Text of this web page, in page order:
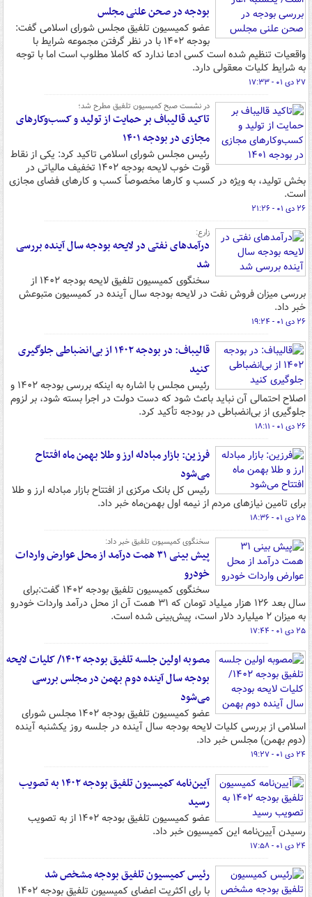
بودجه در صحن علنی مجلس
عضو کمیسیون تلفیق مجلس شورای اسلامی گفت:
بودجه ۱۴۰۲ با در نظر گرفتن مجموعه شرایط با
واقعیات تنظیم شده است کسی ادعا ندارد که کاملا مطلوب است اما با توجه
به شرایط کلیات معقولی دارد.
۲۷ دی ۰۱ - ۱۷:۳۳
در نشست صبح کمیسیون تلفیق مطرح شد؛
تاکید قالیباف بر حمایت از تولید و کسب‌وکارهای
مجازی در بودجه ۱۴۰۱
رئیس مجلس شورای اسلامی تاکید کرد: یکی از نقاط
قوت خوب لایحه بودجه ۱۴۰۲ تخفیف مالیاتی در
بخش تولید، به ویژه در کسب و کارها مخصوصاً کسب و کارهای فضای مجازی
است.
۲۶ دی ۰۱ - ۲۱:۲۶
زارع:
درآمدهای نفتی در لایحه بودجه سال آینده بررسی
شد
سخنگوی کمیسیون تلفیق لایحه بودجه ۱۴۰۲ از
بررسی میزان فروش نفت در لایحه بودجه سال آینده در کمیسیون متبوعش
خبر داد.
۲۶ دی ۰۱ - ۱۹:۲۴
قالیباف: در بودجه ۱۴۰۲ از بی‌انضباطی جلوگیری
کنید
رئیس مجلس با اشاره به اینکه بررسی بودجه ۱۴۰۲ و
اصلاح احتمالی آن نباید باعث شود که دست دولت در اجرا بسته شود، بر لزوم
جلوگیری از بی‌انضباطی در بودجه تأکید کرد.
۲۶ دی ۰۱ - ۱۸:۱۱
فرزین: بازار مبادله ارز و طلا بهمن ماه افتتاح
می‌شود
رئیس کل بانک مرکزی از افتتاح بازار مبادله ارز و طلا
برای تامین نیازهای مردم از نیمه اول بهمن‌ماه خبر داد.
۲۵ دی ۰۱ - ۱۸:۳۶
سخنگوی کمیسیون تلفیق خبر داد:
پیش بینی ۳۱ همت درآمد از محل عوارض واردات
خودرو
سخنگوی کمیسیون تلفیق بودجه ۱۴۰۲ گفت:برای
سال بعد ۱۲۶ هزار میلیاد تومان که ۳۱ همت آن از محل درآمد واردات خودرو
به میزان ۲ میلیارد دلار است، پیش‌بینی شده است.
۲۵ دی ۰۱ - ۱۷:۴۴
مصوبه اولین جلسه تلفیق بودجه ۱۴۰۲/ کلیات لایحه
بودجه سال آینده دوم بهمن در مجلس بررسی
می‌شود
عضو کمیسیون تلفیق بودجه ۱۴۰۲ مجلس شورای
اسلامی از بررسی کلیات لایحه بودجه سال آینده در جلسه روز یکشنبه آینده
(دوم بهمن) مجلس خبر داد.
۲۴ دی ۰۱ - ۱۹:۲۷
آیین‌نامه کمیسیون تلفیق بودجه ۱۴۰۲ به تصویب
رسید
عضو کمیسیون تلفیق بودجه ۱۴۰۲ از به تصویب
رسیدن آیین‌نامه این کمیسیون خبر داد.
۲۴ دی ۰۱ - ۱۷:۵۸
رئیس کمیسیون تلفیق بودجه مشخص شد
با رای اکثریت اعضای کمیسیون تلفیق بودجه ۱۴۰۲